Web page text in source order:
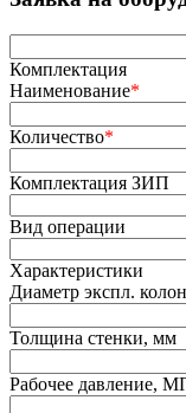
Комплектация
Наименование*
Количество*
Комплектация ЗИП
Вид операции
Характеристики
Диаметр экспл.
Толщина стенки, мм
Рабочее давление,